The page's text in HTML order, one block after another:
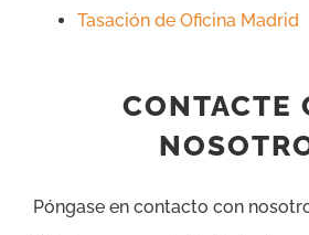
Tasación de Oficina Madrid
CONTACTE
Póngase en contacto con